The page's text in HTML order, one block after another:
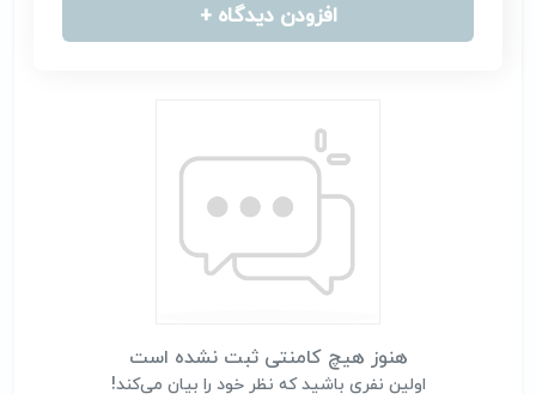
هنوز هیچ کامنتی ثبت نشده است
اولین نفری باشید که نظر خود را بیان می‌کند!
افزودن دیدگاه +